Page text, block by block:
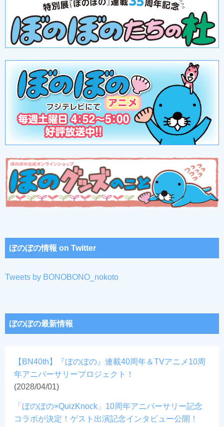
ぼのぼの情報 on Twitter
Tweets by BONOBONO_nokoto
ぼのぼの最新情報
【BN40th】『ぼのぼの』連載40周年＆TVアニメ10周
年アニバーサリープロジェクト！
(2028/04/01)
「ぼのぼの×QuizKnock」10周年アニバーサリー記念
コラボが決定！ゲスト出演記念インタビュー公開！